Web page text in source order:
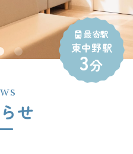
最寄駅
東中野駅
3分
せ